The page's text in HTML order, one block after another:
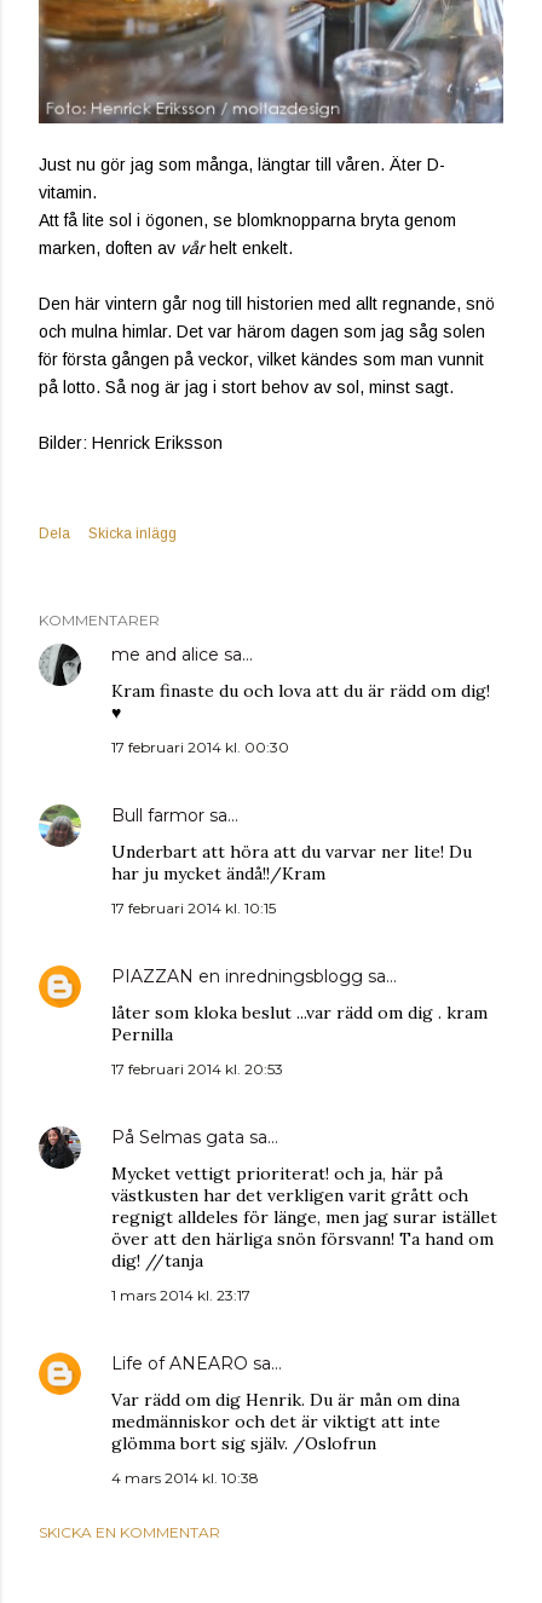
Just nu gör jag som många, längtar till våren. Äter D-
vitamin.
Att få lite sol i ögonen, se blomknopparna bryta genom
marken, doften av vårhelt enkelt.
Den här vintern går nog till historien med allt regnande, snö
och mulna himlar. Det var härom dagen som jag såg solen
för första gången på veckor, vilket kändes som man vunnit
på lotto. Så nog är jag i stort behov av sol, minst sagt.
Bilder: Henrick Eriksson
Dela Skicka inlägg
KOMMENTARER
me and alice sa…
Kram finaste du och lova att du är rädd om dig!
♥
17 februari 2014 kl. 00:30
Bull farmor sa…
Underbart att höra att du varvar ner lite! Du
har ju mycket ändå!!/Kram
17 februari 2014 kl. 10:15
PIAZZAN en inredningsblogg sa…
låter som kloka beslut ...var rädd om dig . kram
Pernilla
17 februari 2014 kl. 20:53
På Selmas gata sa…
Mycket vettigt prioriterat! och ja, här på
västkusten har det verkligen varit grått och
regnigt alldeles för länge, men jag surar istället
över att den härliga snön försvann! Ta hand om
dig! //tanja
1 mars 2014 kl. 23:17
Life of ANEARO sa…
Var rädd om dig Henrik. Du är mån om dina
medmänniskor och det är viktigt att inte
glömma bort sig själv. /Oslofrun
4 mars 2014 kl. 10:38
SKICKA EN KOMMENTAR